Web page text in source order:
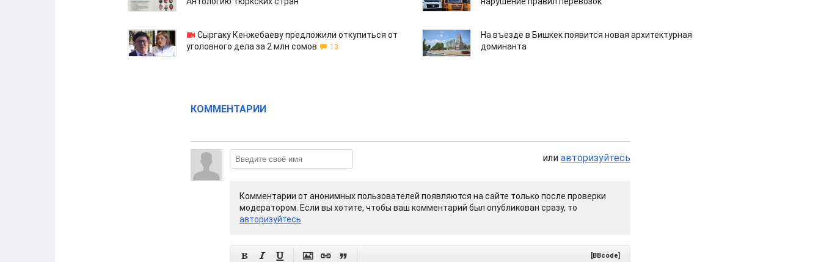
Сыргаку Кенжебаеву предложили откупиться от
уголовного дела за 2 млн сомов
13
На въезде в Бишкек появится новая архитектурная
доминанта
КОММЕНТАРИИ
или авторизуйтесь
Комментарии от анонимных пользователей появляются на сайте только после проверки
модератором. Если вы хотите, чтобы ваш комментарий был опубликован сразу, то
авторизуйтесь
      [BBcode]